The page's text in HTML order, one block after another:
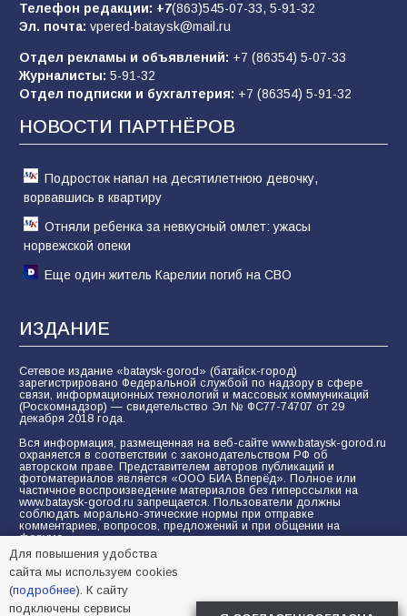
84 06.08.2026
«Слухами Москву не возьмёшь»: почему
заявления Киева о мобилизации — это
отчаяние, а не разведка
81 02.08.2026
Телефон редакции: +7(863)545-07-33, 5-91-32
Эл. почта: vpered-bataysk@mail.ru
Отдел рекламы и объявлений: +7 (86354) 5-07-33
Журналисты: 5-91-32
Отдел подписки и бухгалтерия: +7 (86354) 5-91-32
НОВОСТИ ПАРТНЁРОВ
Подросток напал на десятилетнюю девочку,
ворвавшись в квартиру
Отняли ребенка за невкусный омлет: ужасы
норвежской опеки
Еще один житель Карелии погиб на СВО
ИЗДАНИЕ
Сетевое издание «bataysk-gorod» (батайск-город)
зарегистрировано Федеральной службой по надзору в сфере
связи, информационных технологий и массовых коммуникаций
(Роскомнадзор) — свидетельство Эл № ФС77-74707 от 29
декабря 2018 года.
Вся информация, размещенная на веб-сайте www.bataysk-gorod.ru
охраняется в соответствии с законодательством РФ об
авторском праве. Представителем авторов публикаций и
фотоматериалов является «ООО БИА Вперёд». Полное или
частичное воспроизведение материалов без гиперссылки на
www.bataysk-gorod.ru запрещается. Пользователи должны
соблюдать морально-этические нормы при отправке
комментариев, вопросов, предложений и при общении на
форуме.
Политика конфиденциальности и защиты информации
Согласие на обработку персональных данных с помощью
сервисов Yandex.Metrika, LiveInternet, top.mail.ru
Для повышения удобства
сайта мы используем cookies
(подробнее). К сайту
подключены сервисы